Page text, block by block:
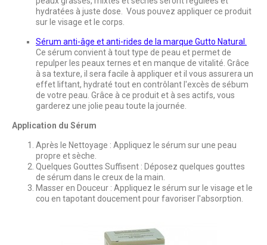
hydratées à juste dose. Vous pouvez appliquer ce produit
sur le visage et le corps.
Sérum anti-âge et anti-rides de la marque Gutto Natural.
Ce sérum convient à tout type de peau et permet de
repulper les peaux ternes et en manque de vitalité. Grâce
à sa texture, il sera facile à appliquer et il vous assurera un
effet liftant, hydraté tout en contrôlant l'excès de sébum
de votre peau. Grâce à ce produit et à ses actifs, vous
garderez une jolie peau toute la journée.
Application du Sérum
Après le Nettoyage : Appliquez le sérum sur une peau
propre et sèche.
Quelques Gouttes Suffisent : Déposez quelques gouttes
de sérum dans le creux de la main.
Masser en Douceur : Appliquez le sérum sur le visage et le
cou en tapotant doucement pour favoriser l'absorption.